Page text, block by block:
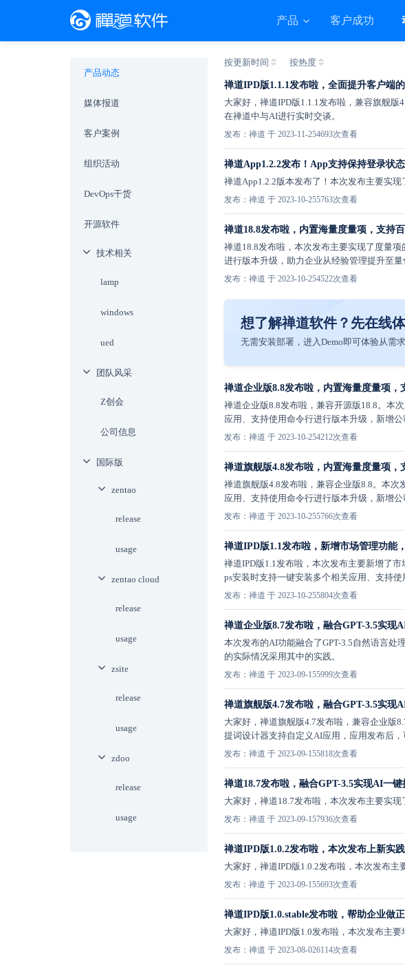
产品 客户成功
按更新时间 按热度
禅道IPD版1.1.1发布啦，全面提升客户端
大家好，禅道IPD版1.1.1发布啦，兼容旗舰
在禅道中与AI进行实时交谈。
发布：禅道 于 2023-11-254693次查看
禅道App1.2.2发布！App支持保持登录状态
禅道App1.2.2版本发布了！本次发布主要实
发布：禅道 于 2023-10-255763次查看
禅道18.8发布啦，内置海量度量项，支持
禅道18.8发布啦，本次发布主要实现了度量
进行版本升级，助力企业从经验管理提升至量
发布：禅道 于 2023-10-254522次查看
想了解禅道软件？先在线
无需安装部署，进入Demo即可体验从需
禅道企业版8.8发布啦，内置海量度量项，
禅道企业版8.8发布啦，兼容开源版18.8。本
应用、支持使用命令行进行版本升级，新增
发布：禅道 于 2023-10-254212次查看
禅道旗舰版4.8发布啦，内置海量度量项，
禅道旗舰版4.8发布啦，兼容企业版8.8。本
应用、支持使用命令行进行版本升级，新增
发布：禅道 于 2023-10-255766次查看
禅道IPD版1.1发布啦，新增市场管理功能
禅道IPD版1.1发布啦，本次发布主要新增了
ps安装时支持一键安装多个相关应用、支持
发布：禅道 于 2023-10-255804次查看
禅道企业版8.7发布啦，融合GPT-3.5实现
本次发布的AI功能融合了GPT-3.5自然语言处
的实际情况采用其中的实践。
发布：禅道 于 2023-09-155999次查看
禅道旗舰版4.7发布啦，融合GPT-3.5实现
大家好，禅道旗舰版4.7发布啦，兼容企业版
提词设计器支持自定义AI应用，应用发布后，
发布：禅道 于 2023-09-155818次查看
禅道18.7发布啦，融合GPT-3.5实现AI一键
大家好，禅道18.7发布啦，本次发布主要实
发布：禅道 于 2023-09-157936次查看
禅道IPD版1.0.2发布啦，本次发布上新实践
大家好，禅道IPD版1.0.2发布啦，本次发布
发布：禅道 于 2023-09-155693次查看
禅道IPD版1.0.stable发布啦，帮助企业做
大家好，禅道IPD版1.0发布啦，本次发布主
发布：禅道 于 2023-08-026114次查看
产品动态
媒体报道
客户案例
组织活动
DevOps干货
开源软件
技术相关
lamp
windows
ued
团队风采
Z创会
公司信息
国际版
zentao
release
usage
zentao cloud
release
usage
zsite
release
usage
zdoo
release
usage